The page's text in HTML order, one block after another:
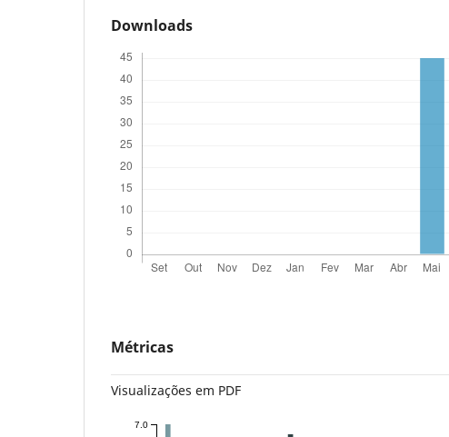
Downloads
Métricas
Visualizações em PDF
7.0